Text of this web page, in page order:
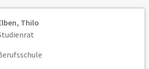
Thilo